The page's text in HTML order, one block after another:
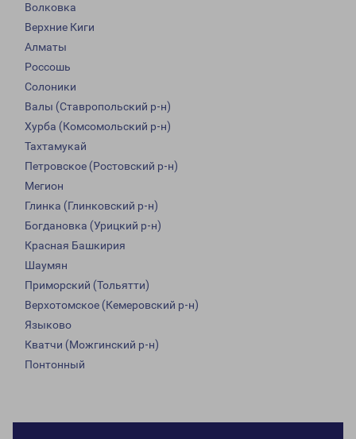
Волковка
Верхние Киги
Алматы
Россошь
Солоники
Валы (Ставропольский р-н)
Хурба (Комсомольский р-н)
Тахтамукай
Петровское (Ростовский р-н)
Мегион
Глинка (Глинковский р-н)
Богдановка (Урицкий р-н)
Красная Башкирия
Шаумян
Приморский (Тольятти)
Верхотомское (Кемеровский р-н)
Языково
Кватчи (Можгинский р-н)
Понтонный